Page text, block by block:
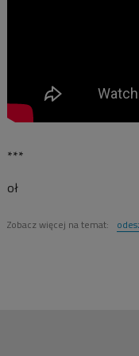
***
oł
Zobacz więcej na temat: